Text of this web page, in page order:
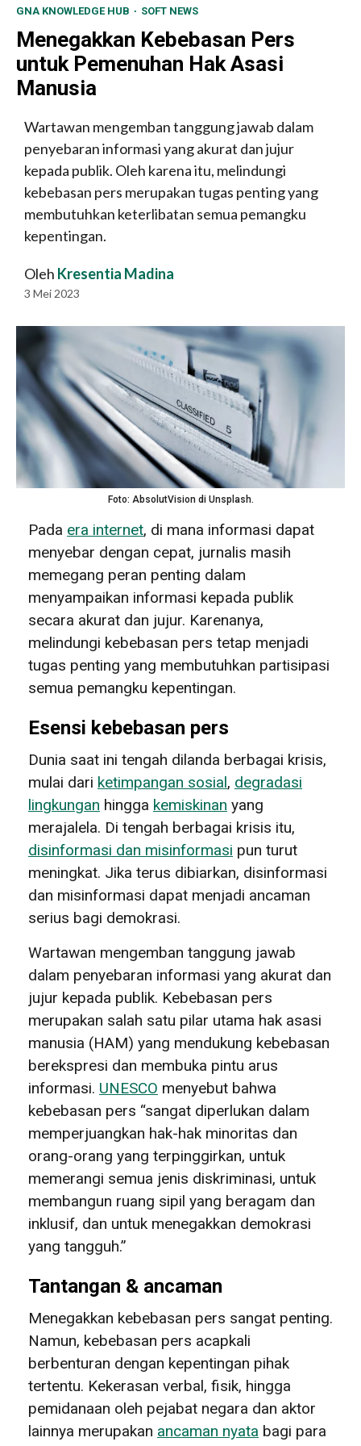
GNA KNOWLEDGE HUB SOFT NEWS
Menegakkan Kebebasan Pers
untuk Pemenuhan Hak Asasi
Manusia
Wartawan mengemban tanggung jawab dalam
penyebaran informasi yang akurat dan jujur ​​
kepada publik. Oleh karena itu, melindungi
kebebasan pers merupakan tugas penting yang
membutuhkan keterlibatan semua pemangku
kepentingan.
Oleh Kresentia Madina
3 Mei 2023
Foto: AbsolutVision di Unsplash.
Pada era internet, di mana informasi dapat
menyebar dengan cepat, jurnalis masih
memegang peran penting dalam
menyampaikan informasi kepada publik
secara akurat dan jujur. Karenanya,
melindungi kebebasan pers tetap menjadi
tugas penting yang membutuhkan partisipasi
semua pemangku kepentingan.
Esensi kebebasan pers
Dunia saat ini tengah dilanda berbagai krisis,
mulai dari ketimpangan sosial, degradasi
lingkungan hingga kemiskinan yang
merajalela. Di tengah berbagai krisis itu,
disinformasi dan misinformasi pun turut
meningkat. Jika terus dibiarkan, disinformasi
dan misinformasi dapat menjadi ancaman
serius bagi demokrasi.
Wartawan mengemban tanggung jawab
dalam penyebaran informasi yang akurat dan
jujur ​​kepada publik. Kebebasan pers
merupakan salah satu pilar utama hak asasi
manusia (HAM) yang mendukung kebebasan
berekspresi dan membuka pintu arus
informasi. UNESCO menyebut bahwa
kebebasan pers “sangat diperlukan dalam
memperjuangkan hak-hak minoritas dan
orang-orang yang terpinggirkan, untuk
memerangi semua jenis diskriminasi, untuk
membangun ruang sipil yang beragam dan
inklusif, dan untuk menegakkan demokrasi
yang tangguh.”
Tantangan & ancaman
Menegakkan kebebasan pers sangat penting.
Namun, kebebasan pers acapkali
berbenturan dengan kepentingan pihak
tertentu. Kekerasan verbal, fisik, hingga
pemidanaan oleh pejabat negara dan aktor
lainnya merupakan ancaman nyata bagi para